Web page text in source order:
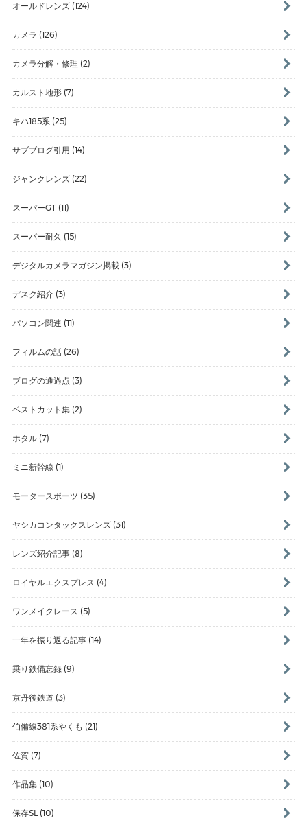
オールドレンズ (124)
カメラ (126)
カメラ分解・修理 (2)
カルスト地形 (7)
キハ185系 (25)
サブブログ引用 (14)
ジャンクレンズ (22)
スーパーGT (11)
スーパー耐久 (15)
デジタルカメラマガジン掲載 (3)
デスク紹介 (3)
パソコン関連 (11)
フィルムの話 (26)
ブログの通過点 (3)
ベストカット集 (2)
ホタル (7)
ミニ新幹線 (1)
モータースポーツ (35)
ヤシカコンタックスレンズ (31)
レンズ紹介記事 (8)
ロイヤルエクスプレス (4)
ワンメイクレース (5)
一年を振り返る記事 (14)
乗り鉄備忘録 (9)
京丹後鉄道 (3)
伯備線381系やくも (21)
佐賀 (7)
作品集 (10)
保存SL (10)